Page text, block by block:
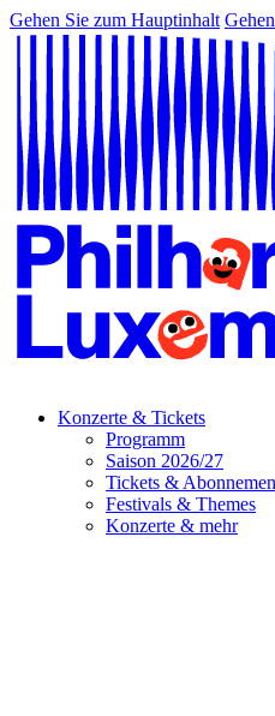
Gehen Sie zum Hauptinhalt
Konzerte & Tickets
Programm
Saison 2026/27
Tickets &
Festivals & Themes
Konzerte & mehr